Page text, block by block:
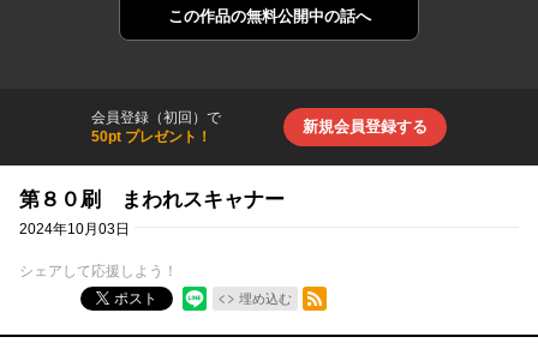
この作品の無料公開中の話へ
会員登録（初回）で
50pt プレゼント！
新規会員登録する
第８０刷 まわれスキャナー
2024年10月03日
シェアして応援しよう！
ポスト
埋め込む
RSSフィード